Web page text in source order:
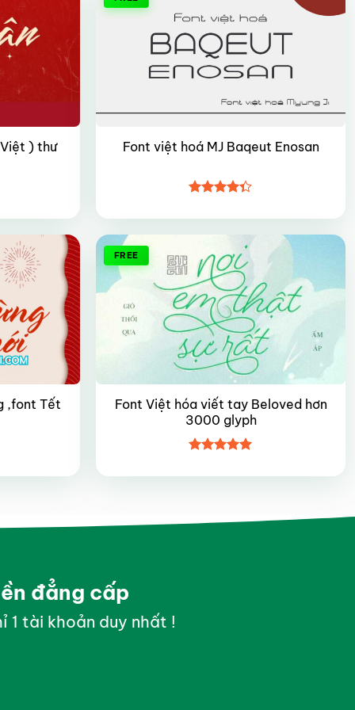
) thư Font việt hoá MJ Baqeut Enosan
hạng4.35
,font Tết
FREE
Font Việt hóa viết tay Beloved hơn
3000 glyph
hạng55
đẳng cấp
tài khoản duy nhất !